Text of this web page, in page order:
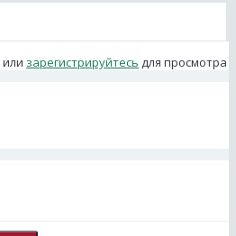
или зарегистрируйтесь для просмотра